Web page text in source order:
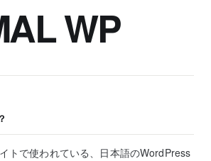
WP
トで使われている、日本語のWordPress